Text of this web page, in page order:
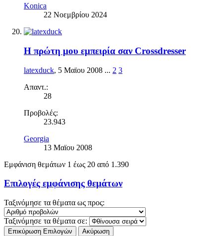
Konica
22 Νοεμβρίου 2024
Η πρώτη μου εμπειρία σαν Crossdresser
latexduck, 5 Μαϊου 2008 ... 2 3
Απαντ.:
28
Προβολές:
23.943
Georgia
13 Μαϊου 2008
Εμφάνιση θεμάτων 1 έως 20 από 1.390
Επιλογές εμφάνισης θεμάτων
Ταξινόμησε τα θέματα ως προς:
Ταξινόμησε τα θέματα σε: